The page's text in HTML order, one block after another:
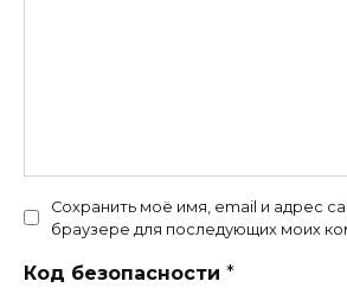
Сохранить моё имя, email и адрес
браузере для последующих моих
Код безопасности *